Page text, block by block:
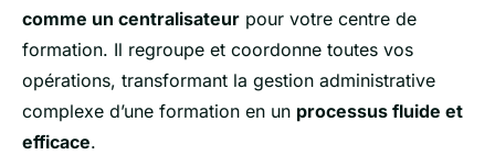
comme un centralisateur pour votre centre de
formation. Il regroupe et coordonne toutes vos
opérations, transformant la gestion administrative
complexe d’une formation en un processus fluide et
efficace.